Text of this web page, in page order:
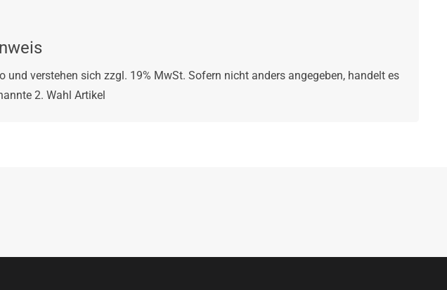
verstehen sich zzgl. 19% MwSt. Sofern nicht anders angegeben, handelt es
2. Wahl Artikel